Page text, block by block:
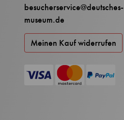
besucherservice@deutsches-
museum.de
Meinen Kauf widerrufen